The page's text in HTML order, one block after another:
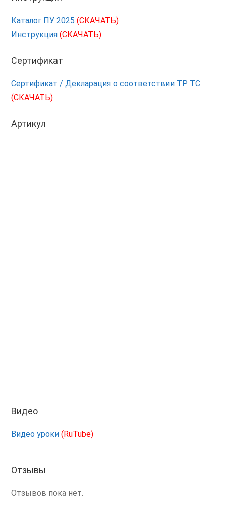
Каталог ПУ 2025(СКАЧАТЬ)
Инструкция(СКАЧАТЬ)
Сертификат
Сертификат / Декларация о соответствии ТР ТС
(СКАЧАТЬ)
Артикул
Видео
Видео уроки(RuTube)
Отзывы
Отзывов пока нет.